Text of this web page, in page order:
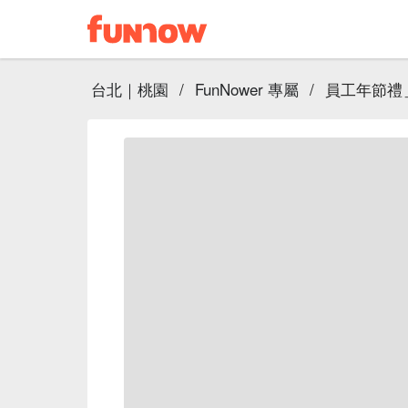
台北｜桃園 / FunNower 專屬 / 員工年節